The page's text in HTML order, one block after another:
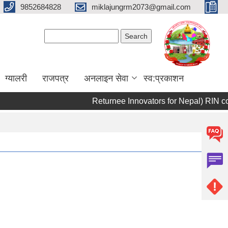
9852684828 miklajungrm2073@gmail.com
ग्यालरी राजपत्र अनलाइन सेवा स्व:प्रकाशन